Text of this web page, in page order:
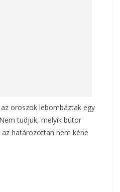
az oroszok lebombáztak egy
tudjuk, melyik bútor
határozottan nem kéne